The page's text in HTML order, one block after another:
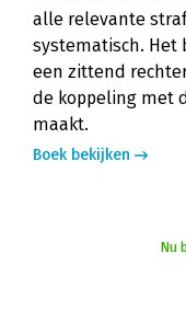
alle relevante
systematisch. Het
een zittend
de koppeling met
maakt.
Boek bekijken
Nu